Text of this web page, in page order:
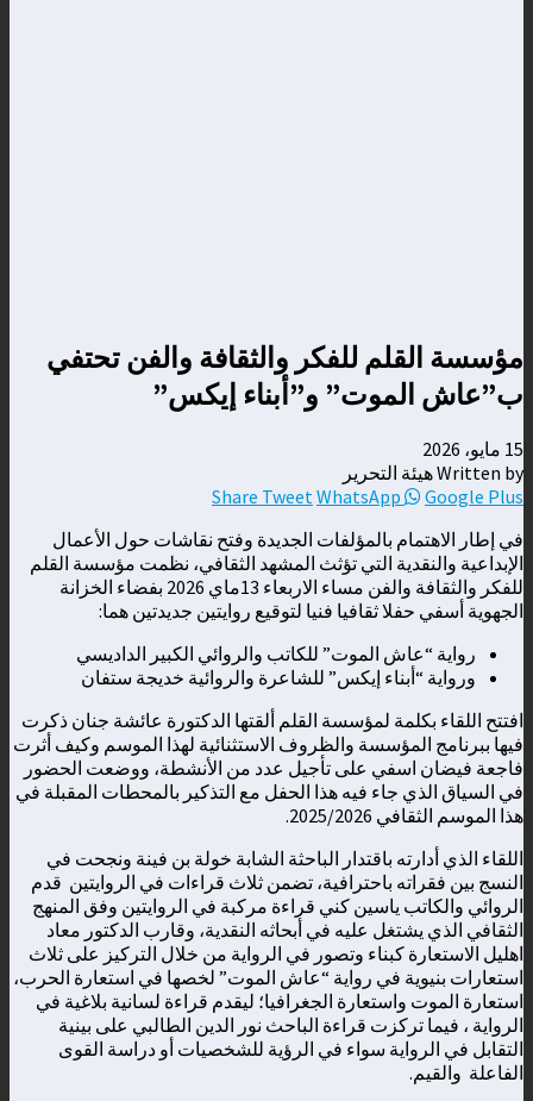
مؤسسة القلم للفكر والثقافة والفن تحتفي
ب”عاش الموت” و”أبناء إيكس”
15 مايو، 2026
Written by هيئة التحرير
Share Tweet WhatsApp
Google Plus
في إطار الاهتمام بالمؤلفات الجديدة وفتح نقاشات حول الأعمال
الإبداعية والنقدية التي تؤثث المشهد الثقافي، نظمت مؤسسة القلم
للفكر والثقافة والفن مساء الاربعاء 13ماي 2026 بفضاء الخزانة
الجهوية أسفي حفلا ثقافيا فنيا لتوقيع روايتين جديدتين هما:
رواية “عاش الموت” للكاتب والروائي الكبير الداديسي
ورواية “أبناء إيكس” للشاعرة والروائية خديجة ستفان
افتتح اللقاء بكلمة لمؤسسة القلم ألقتها الدكتورة عائشة جنان ذكرت
فيها ببرنامج المؤسسة والظروف الاستثنائية لهذا الموسم وكيف أثرت
فاجعة فيضان اسفي على تأجيل عدد من الأنشطة، ووضعت الحضور
في السياق الذي جاء فيه هذا الحفل مع التذكير بالمحطات المقبلة في
هذا الموسم الثقافي 2025/2026.
اللقاء الذي أدارته باقتدار الباحثة الشابة خولة بن فينة ونجحت في
النسج بين فقراته باحترافية، تضمن ثلاث قراءات في الروايتين قدم
الروائي والكاتب ياسين كني قراءة مركبة في الروايتين وفق المنهج
الثقافي الذي يشتغل عليه في أبحاثه النقدية، وقارب الدكتور معاد
اهليل الاستعارة كبناء وتصور في الرواية من خلال التركيز على ثلاث
استعارات بنيوية في رواية “عاش الموت” لخصها في استعارة الحرب،
استعارة الموت واستعارة الجغرافيا؛ ليقدم قراءة لسانية بلاغية في
الرواية ، فيما تركزت قراءة الباحث نور الدين الطالبي على بينية
التقابل في الرواية سواء في الرؤية للشخصيات أو دراسة القوى
الفاعلة والقيم.